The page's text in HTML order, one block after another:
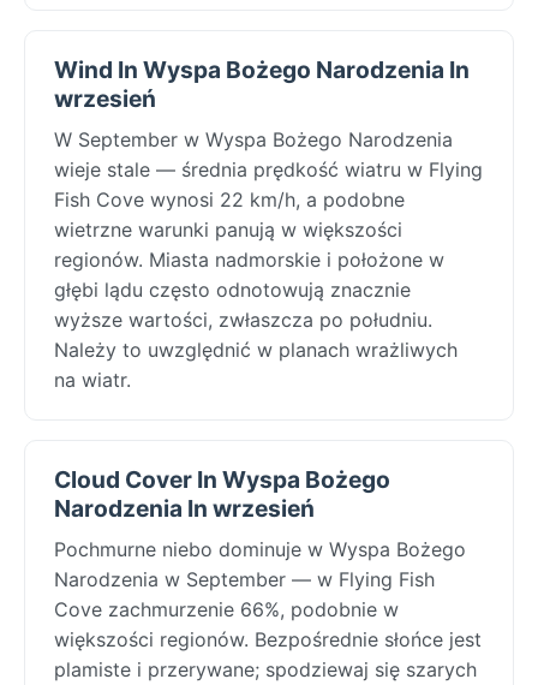
Wind In Wyspa Bożego Narodzenia In
wrzesień
W September w Wyspa Bożego Narodzenia
wieje stale — średnia prędkość wiatru w Flying
Fish Cove wynosi 22 km/h, a podobne
wietrzne warunki panują w większości
regionów. Miasta nadmorskie i położone w
głębi lądu często odnotowują znacznie
wyższe wartości, zwłaszcza po południu.
Należy to uwzględnić w planach wrażliwych
na wiatr.
Cloud Cover In Wyspa Bożego
Narodzenia In wrzesień
Pochmurne niebo dominuje w Wyspa Bożego
Narodzenia w September — w Flying Fish
Cove zachmurzenie 66%, podobnie w
większości regionów. Bezpośrednie słońce jest
plamiste i przerywane; spodziewaj się szarych